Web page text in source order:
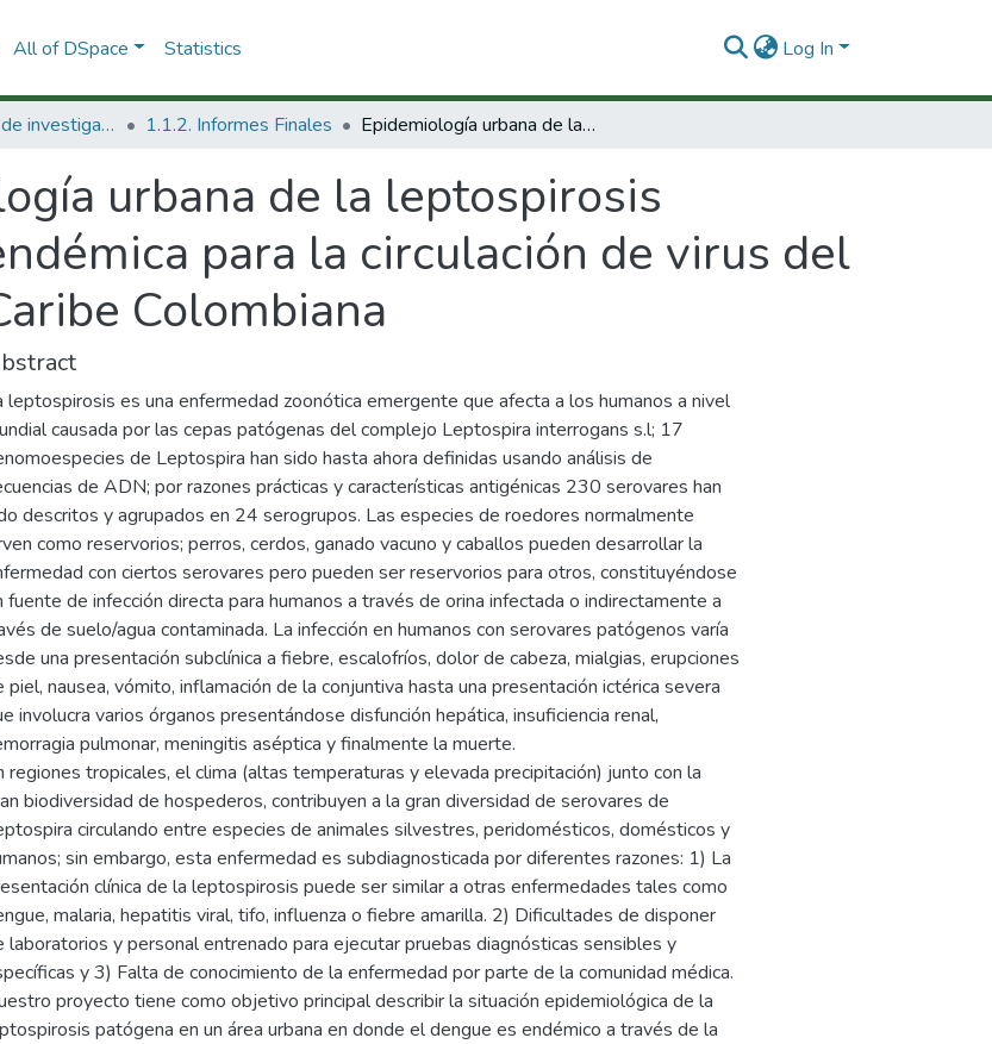
All of DSpace Statistics Log In
1.1 Productos de investigación 1.1.2. Informes Finales Epidemiología urbana de la leptospirosis patógena en un área endémica para la circulación de virus del dengue en la Región Caribe Colombiana
urbana de la leptospirosis
para la circulación de virus del
Colombiana
leptospirosis es una enfermedad zoonótica emergente que afecta a los humanos a nivel
causada por las cepas patógenas del complejo Leptospira interrogans s.l; 17
de Leptospira han sido hasta ahora definidas usando análisis de
de ADN; por razones prácticas y características antigénicas 230 serovares han
descritos y agrupados en 24 serogrupos. Las especies de roedores normalmente
como reservorios; perros, cerdos, ganado vacuno y caballos pueden desarrollar la
con ciertos serovares pero pueden ser reservorios para otros, constituyéndose
fuente de infección directa para humanos a través de orina infectada o indirectamente a
de suelo/agua contaminada. La infección en humanos con serovares patógenos varía
una presentación subclínica a fiebre, escalofríos, dolor de cabeza, mialgias, erupciones
piel, nausea, vómito, inflamación de la conjuntiva hasta una presentación ictérica severa
involucra varios órganos presentándose disfunción hepática, insuficiencia renal,
pulmonar, meningitis aséptica y finalmente la muerte.
regiones tropicales, el clima (altas temperaturas y elevada precipitación) junto con la
biodiversidad de hospederos, contribuyen a la gran diversidad de serovares de
circulando entre especies de animales silvestres, peridomésticos, domésticos y
sin embargo, esta enfermedad es subdiagnosticada por diferentes razones: 1) La
clínica de la leptospirosis puede ser similar a otras enfermedades tales como
malaria, hepatitis viral, tifo, influenza o fiebre amarilla. 2) Dificultades de disponer
laboratorios y personal entrenado para ejecutar pruebas diagnósticas sensibles y
y 3) Falta de conocimiento de la enfermedad por parte de la comunidad médica.
proyecto tiene como objetivo principal describir la situación epidemiológica de la
patógena en un área urbana en donde el dengue es endémico a través de la